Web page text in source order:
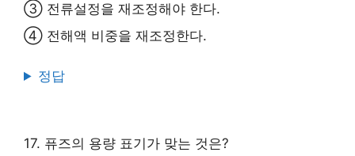
③ 전류설정을 재조정해야 한다.
④ 전해액 비중을 재조정한다.
정답
17. 퓨즈의 용량 표기가 맞는 것은?